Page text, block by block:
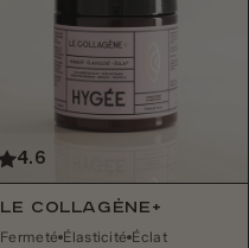
4.6
Le Collagène+
Fermeté Élasticité Éclat